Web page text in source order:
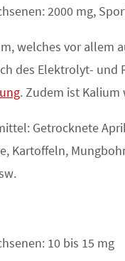
2000 mg,
welches vor allem
des Elektrolyt- und
. Zudem ist
Getrocknete
Kartoffeln,
10 bis 15 mg